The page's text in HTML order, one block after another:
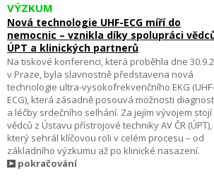
VÝZKUM
Nová technologie UHF-ECG míří do
nemocnic – vznikla díky spolupráci
ÚPT a klinických partnerů
Na tiskové konferenci, která proběhla dne
v Praze, byla slavnostně představena nová
technologie ultra-vysokofrekvenčního EKG (UHF-
ECG), která zásadně posouvá možnosti
a léčby srdečního selhání. Za jejím vývojem stojí
vědců z Ústavu přístrojové techniky AV ČR (ÚPT),
který sehrál klíčovou roli v celém procesu – od
základního výzkumu až po klinické nasazení.
pokračování